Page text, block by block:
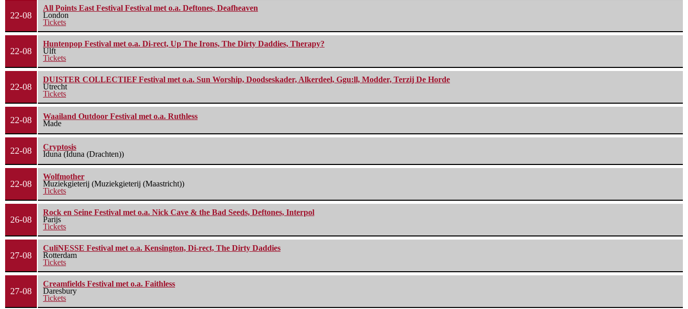
22-08
All Points East Festival Festival met o.a. Deftones, Deafheaven
London
Tickets
22-08
Huntenpop Festival met o.a. Di-rect, Up The Irons, The Dirty Daddies, Therapy?
Ulft
Tickets
22-08
DUISTER COLLECTIEF Festival met o.a. Sun Worship, Doodseskader, Alkerdeel, Ggu:ll, Modder, Terzij De Horde
Utrecht
Tickets
22-08
Waailand Outdoor Festival met o.a. Ruthless
Made
22-08
Cryptosis
Iduna (Iduna (Drachten))
22-08
Wolfmother
Muziekgieterij (Muziekgieterij (Maastricht))
Tickets
26-08
Rock en Seine Festival met o.a. Nick Cave & the Bad Seeds, Deftones, Interpol
Parijs
Tickets
27-08
CuliNESSE Festival met o.a. Kensington, Di-rect, The Dirty Daddies
Rotterdam
Tickets
27-08
Creamfields Festival met o.a. Faithless
Daresbury
Tickets